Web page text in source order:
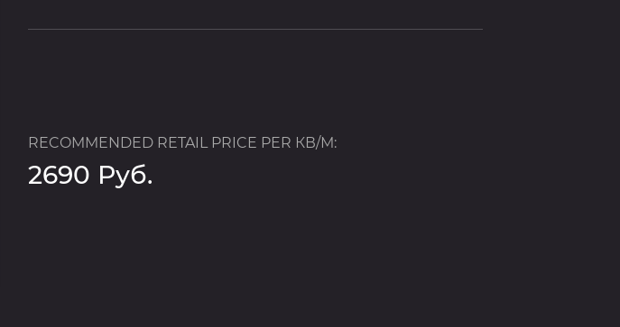
RECOMMENDED RETAIL PRICE PER КВ/М:
2690 Руб.